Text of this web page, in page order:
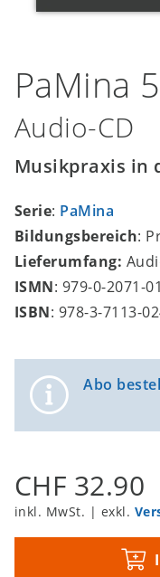
PaMina
Audio-CD
Musikpraxis in
Serie: PaMina
Bildungsbereich:
Lieferumfang:
ISMN: 979-0-2071-
ISBN: 978-3-7113-
Abo
CHF 32.90
inkl. MwSt. | exkl.